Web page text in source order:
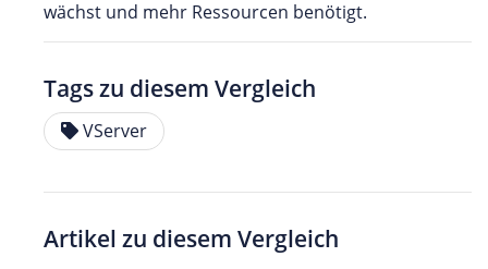
wächst und mehr Ressourcen benötigt.
Tags zu diesem Vergleich
VServer
Artikel zu diesem Vergleich